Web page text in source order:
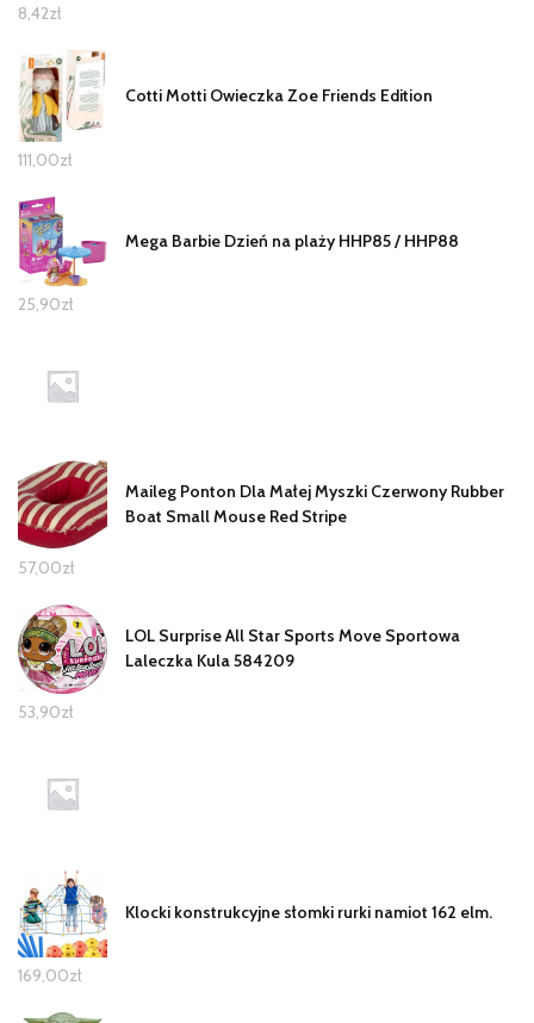
8,42zł
Cotti Motti Owieczka Zoe Friends Edition
111,00zł
Mega Barbie Dzień na plaży HHP85 / HHP88
25,90zł
Maileg Ponton Dla Małej Myszki Czerwony Rubber
Boat Small Mouse Red Stripe
57,00zł
LOL Surprise All Star Sports Move Sportowa
Laleczka Kula 584209
53,90zł
Klocki konstrukcyjne słomki rurki namiot 162 elm.
169,00zł